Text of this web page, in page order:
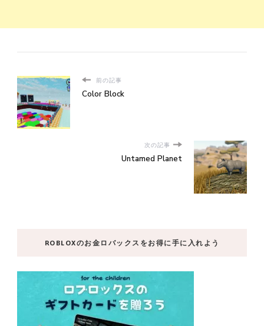
前の記事
Color Block
次の記事
Untamed Planet
ROBLOXのお金ロバックスをお得に手に入れよう